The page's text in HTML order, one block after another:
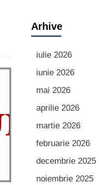
Arhive
iulie 2026
iunie 2026
mai 2026
aprilie 2026
martie 2026
februarie 2026
decembrie 2025
noiembrie 2025